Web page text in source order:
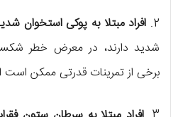
2. افراد مبتلا به پوکی استخوان
شدید دارند، در معرض خطر
برخی از تمرینات قدرتی ممکن است